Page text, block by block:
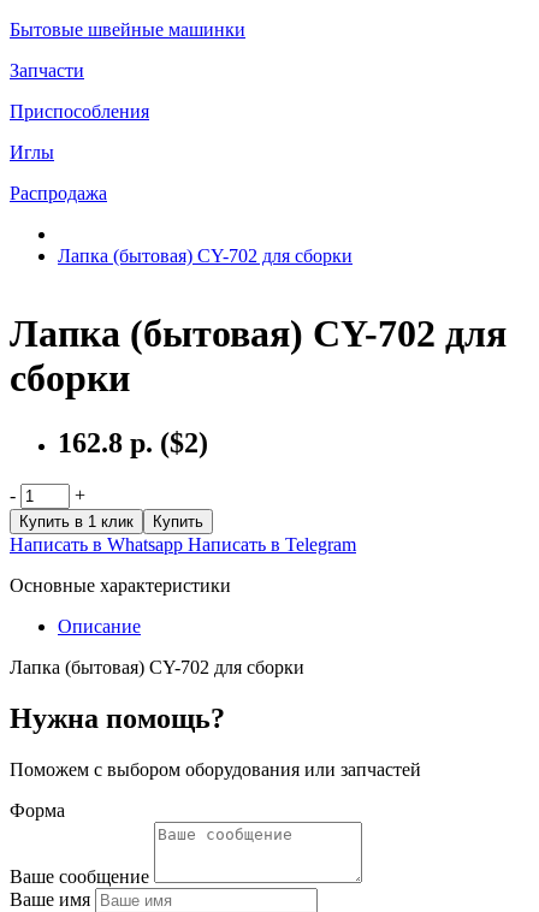
Бытовые швейные машинки
Запчасти
Приспособления
Иглы
Распродажа
Лапка (бытовая) CY-702 для сборки
Лапка (бытовая) CY-702 для
сборки
162.8 р. ($2)
- +
Купить в 1 клик Купить
Написать в Whatsapp Написать в Telegram
Основные характеристики
Описание
Лапка (бытовая) CY-702 для сборки
Нужна помощь?
Поможем с выбором оборудования или запчастей
Форма
Ваше сообщение
Ваше имя